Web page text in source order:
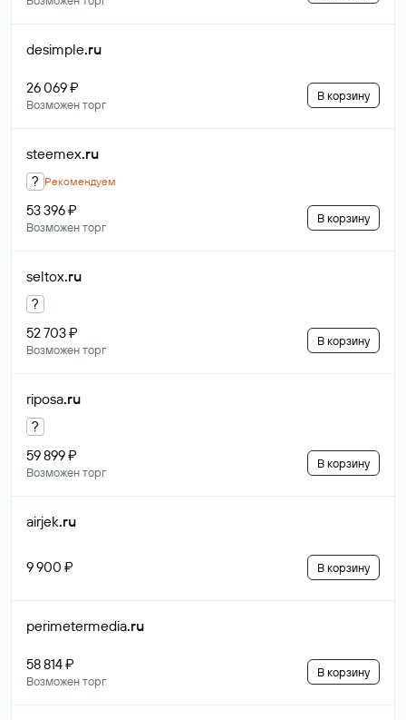
desimple.ru
26 069 ₽
Возможен торг
В корзину
steemex.ru
? Рекомендуем
53 396 ₽
Возможен торг
В корзину
seltox.ru
?
52 703 ₽
Возможен торг
В корзину
riposa.ru
?
59 899 ₽
Возможен торг
В корзину
airjek.ru
9 900 ₽ В корзину
perimetermedia.ru
58 814 ₽
Возможен торг
В корзину